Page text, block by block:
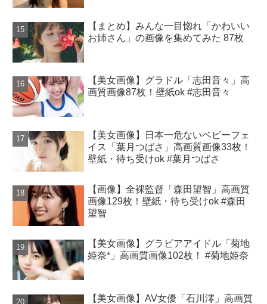
【まとめ】みんな一目惚れ「かわいい
お姉さん」の画像を集めてみた 87枚
【美女画像】グラドル「志田音々」高
画質画像87枚！壁紙ok #志田音々
【美女画像】日本一危ないベビーフェ
イス「葉月つばさ」高画質画像33枚！
壁紙・待ち受けok #葉月つばさ
【画像】全裸監督「森田望智」高画質
画像129枚！壁紙・待ち受けok #森田
望智
【美女画像】グラビアアイドル「菊地
姫奈*」高画質画像102枚！ #菊地姫奈
【美女画像】AV女優「石川澪」高画質